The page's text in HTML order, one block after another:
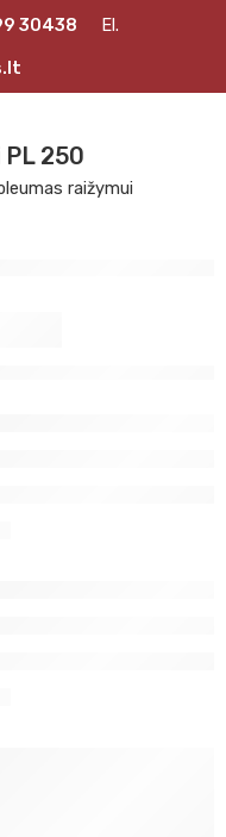
30438 El.
PL 250
raižymui